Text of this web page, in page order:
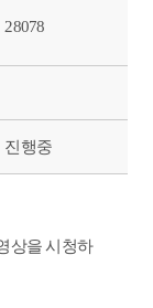
28078
진행중
상을 시청하